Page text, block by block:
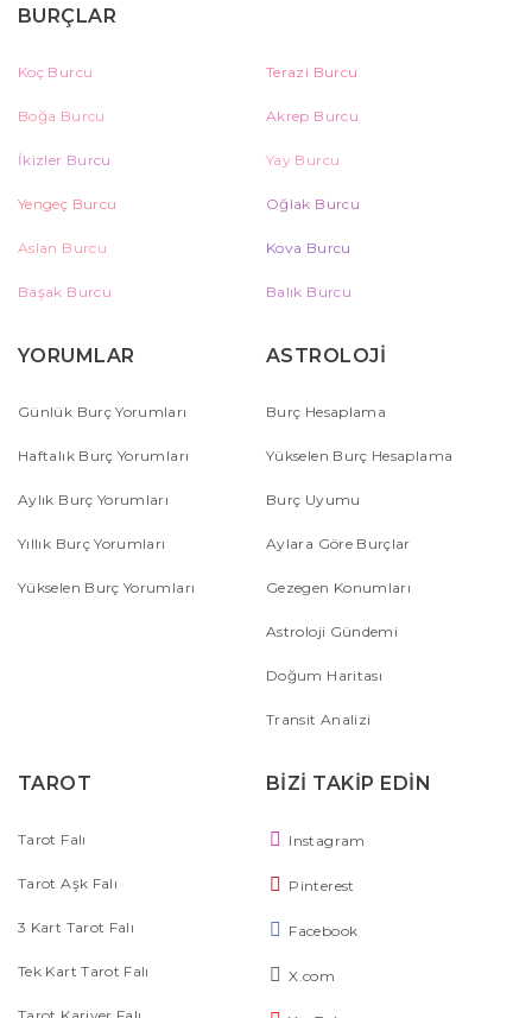
BURÇLAR
Koç Burcu Terazi Burcu
Boğa Burcu Akrep Burcu
İkizler Burcu Yay Burcu
Yengeç Burcu Oğlak Burcu
Aslan Burcu Kova Burcu
Başak Burcu Balık Burcu
YORUMLAR
Günlük Burç Yorumları
Haftalık Burç Yorumları
Aylık Burç Yorumları
Yıllık Burç Yorumları
Yükselen Burç Yorumları
ASTROLOJİ
Burç Hesaplama
Yükselen Burç Hesaplama
Burç Uyumu
Aylara Göre Burçlar
Gezegen Konumları
Astroloji Gündemi
Doğum Haritası
Transit Analizi
TAROT
Tarot Falı
Tarot Aşk Falı
3 Kart Tarot Falı
Tek Kart Tarot Falı
BİZİ TAKİP EDİN
Instagram
Pinterest
Facebook
X.com